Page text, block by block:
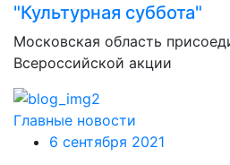
"Культурная суббота"
Московская область
Всероссийской акции
Главные новости
6 сентября 2021